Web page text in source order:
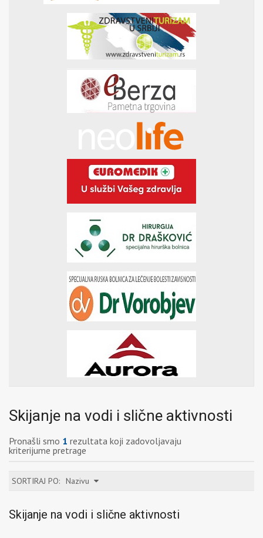
Skijanje na vodi i slične aktivnosti
Pronašli smo 1 rezultata koji zadovoljavaju
kriterijume pretrage
SORTIRAJ PO: Nazivu
Skijanje na vodi i slične aktivnosti